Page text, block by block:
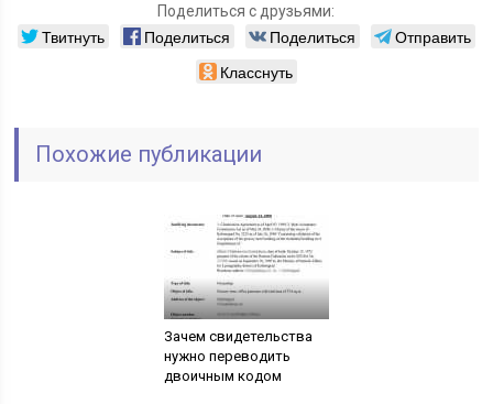
Поделиться с друзьями:
Твитнуть Поделиться Поделиться
Отправить
Класснуть
Похожие публикации
Зачем свидетельства
нужно переводить
двоичным кодом